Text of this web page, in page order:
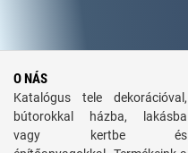
O NÁS
Katalógus tele dekorációval,
bútorokkal házba, lakásba
vagy kertbe és